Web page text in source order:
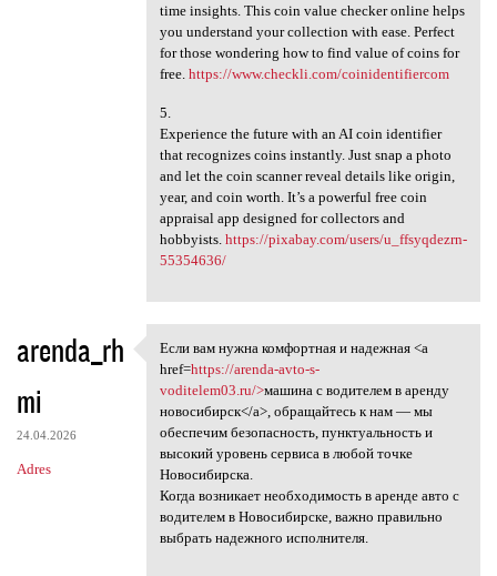
time insights. This coin value checker online helps
you understand your collection with ease. Perfect
for those wondering how to find value of coins for
free. https://www.checkli.com/coinidentifiercom
5.
Experience the future with an AI coin identifier
that recognizes coins instantly. Just snap a photo
and let the coin scanner reveal details like origin,
year, and coin worth. It’s a powerful free coin
appraisal app designed for collectors and
hobbyists. https://pixabay.com/users/u_ffsyqdezrn-
55354636/
arenda_rh
mi
24.04.2026
Adres
Если вам нужна комфортная и
Если вам нужна комфортная и надежная <a
href=https://arenda-avto-s-
voditelem03.ru/>машина с водителем в аренду
новосибирск</a>, обращайтесь к нам — мы
обеспечим безопасность, пунктуальность и
высокий уровень сервиса в любой точке
Новосибирска.
Когда возникает необходимость в аренде авто с
водителем в Новосибирске, важно правильно
выбрать надежного исполнителя.